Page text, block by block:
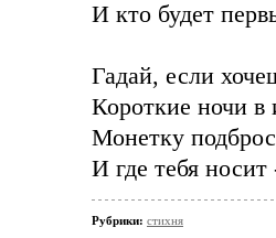
И кто будет
Гадай, если
Короткие ночи в
Монетку
И где тебя
Рубрики: стихня